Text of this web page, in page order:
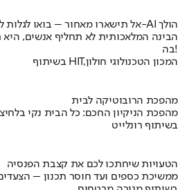
אל תישארו מאחור – בואו לגלות לאן ה-AI הולך
הבינה המלאכותית לא תחליף אנשים,
בה!
בשיתוף HIT,המכון הטכנולוגי חולון
מהפכת הרובוטיקה לבית
מהפכת הניקיון החכם: כל הבית נקי
בשיתוף רונלייט
הטעויות שיחתכו לכם את קצבת הפנסיה
ממשיכת כספים ועד חוסר תכנון –